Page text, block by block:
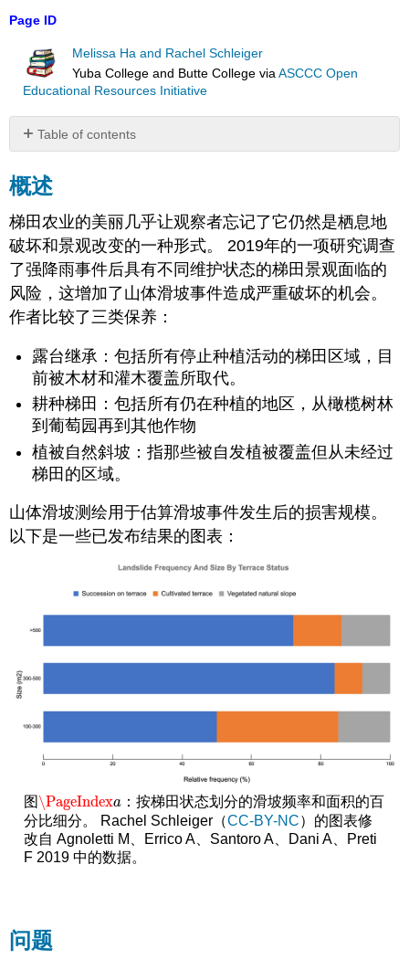
Page ID
Melissa Ha and Rachel Schleiger
Yuba College and Butte College viaASCCC Open
Educational Resources Initiative
Table of contents
述
问
题
以
上
图
表
的
始
数
据
归
因
概述
梯田农业的美丽几乎让观察者忘记了它仍然是栖息地
破坏和景观改变的一种形式。 2019年的一项研究调查
了强降雨事件后具有不同维护状态的梯田景观面临的
风险，这增加了山体滑坡事件造成严重破坏的机会。
作者比较了三类保养：
露台继承：包括所有停止种植活动的梯田区域，目
前被木材和灌木覆盖所取代。
耕种梯田：包括所有仍在种植的地区，从橄榄树林
到葡萄园再到其他作物
植被自然斜坡：指那些被自发植被覆盖但从未经过
梯田的区域。
山体滑坡测绘用于估算滑坡事件发生后的损害规模。
以下是一些已发布结果的图表：
图 \PageIndexa
\PageIndexa ：按梯田状态划分的滑坡频率和面积的百
分比细分。 Rachel Schleiger（CC-BY-NC）的图表修
改自 Agnoletti M、Errico A、Santoro A、Dani A、Preti
F 2019 中的数据。
问题